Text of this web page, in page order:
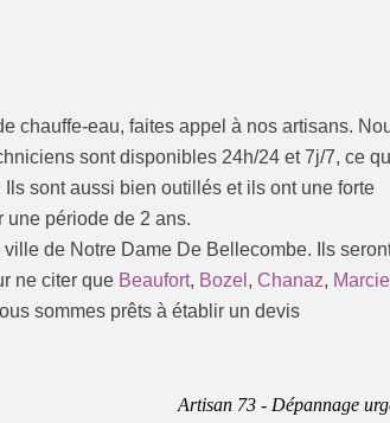
chauffe-eau, faites appel à nos artisans.
sont disponibles 24h/24 et 7j/7, ce
sont aussi bien outillés et ils ont une forte
une période de 2 ans.
de Notre Dame De Bellecombe. Ils
ne citer que Beaufort, Bozel ,Chanaz,
sommes prêts à établir un devis
Artisan 73 - Dépannage